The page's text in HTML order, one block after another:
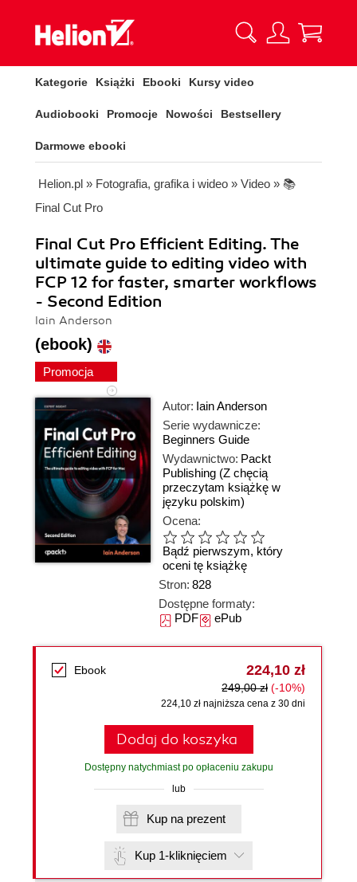
Kategorie Książki Ebooki Kursy video
Audiobooki Promocje Nowości Bestsellery
Darmowe ebooki
Helion.pl » Fotografia, grafika i wideo » Video » 📚
Final Cut Pro
Final Cut Pro Efficient Editing. The
ultimate guide to editing video with
FCP 12 for faster, smarter workflows
- Second Edition
Iain Anderson
(ebook)
Promocja
Autor: Iain Anderson
Serie wydawnicze:
Beginners Guide
Wydawnictwo: Packt
Publishing (Z chęcią
przeczytam książkę w
języku polskim)
Ocena:
Bądź pierwszym, który
oceni tę książkę
Stron: 828
Dostępne formaty:
PDFePub
Ebook 224,10 zł
249,00 zł (-10%)
224,10 zł najniższa cena z 30 dni
Dodaj do koszyka
Dostępny natychmiast po opłaceniu zakupu
lub
Kup na prezent
Kup 1-kliknięciem